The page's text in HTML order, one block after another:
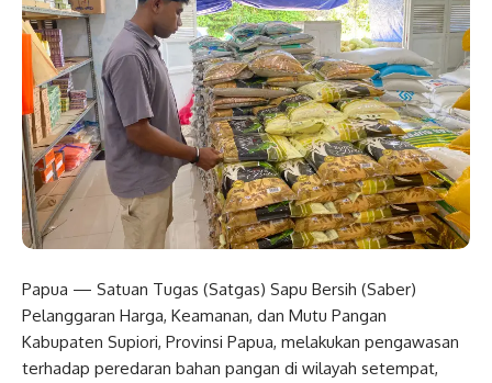
Papua — Satuan Tugas (Satgas) Sapu Bersih (Saber)
Pelanggaran Harga, Keamanan, dan Mutu Pangan
Kabupaten Supiori, Provinsi Papua, melakukan pengawasan
terhadap peredaran bahan pangan di wilayah setempat,